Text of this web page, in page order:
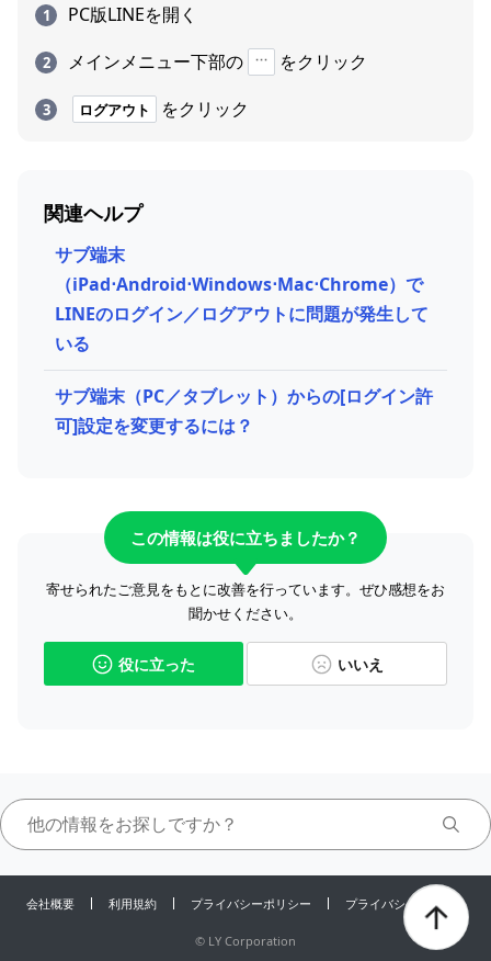
PC版LINEを開く
メインメニュー下部の
をクリック
ログアウト をクリック
関連ヘルプ
サブ端末
（iPad⋅Android⋅ Windows⋅Mac⋅Chrome）で
LINEのログイン／ログアウトに問題が発生して
いる
サブ端末（PC／タブレット）からの[ログイン許
可]設定を変更するには？
この情報は役に立ちましたか？
寄せられたご意見をもとに改善を行っています。ぜひ感想をお
聞かせください。
役に立った いいえ
会社概要 利用規約 プライバシーポリシー プライバシーセンター
© LY Corporation